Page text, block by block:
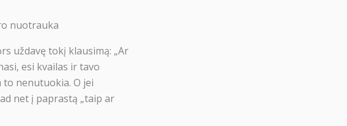
nuotrauka
uždavę tokį klausimą: „Ar
esi kvailas ir tavo
to nenutuokia. O jei
net į paprastą „taip ar